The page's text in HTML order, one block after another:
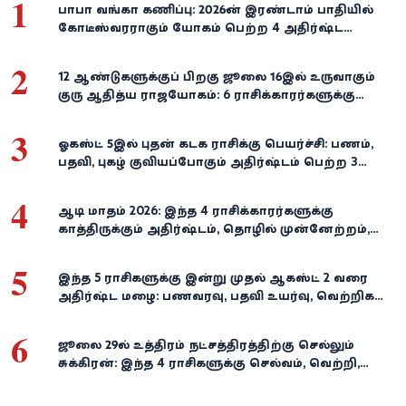
1
பாபா வங்கா கணிப்பு: 2026-ன் இரண்டாம் பாதியில்
கோடீஸ்வரராகும் யோகம் பெற்ற 4 அதிர்ஷ்ட
2
12 ஆண்டுகளுக்குப் பிறகு ஜூலை 16இல் உருவாகும்
குரு ஆதித்ய ராஜயோகம்: 6 ராசிக்காரர்களுக்கு
3
ஓகஸ்ட் 5இல் புதன் கடக ராசிக்கு பெயர்ச்சி: பணம்,
பதவி, புகழ் குவியப்போகும் அதிர்ஷ்டம் பெற்ற 3
4
ஆடி மாதம் 2026: இந்த 4 ராசிக்காரர்களுக்கு
காத்திருக்கும் அதிர்ஷ்டம், தொழில் முன்னேற்றம்,
5
இந்த 5 ராசிகளுக்கு இன்று முதல் ஆகஸ்ட் 2 வரை
அதிர்ஷ்ட மழை: பணவரவு, பதவி உயர்வு, வெற்றிகள்
6
ஜூலை 29-ல் உத்திரம் நட்சத்திரத்திற்கு செல்லும்
சுக்கிரன்: இந்த 4 ராசிகளுக்கு செல்வம், வெற்றி,